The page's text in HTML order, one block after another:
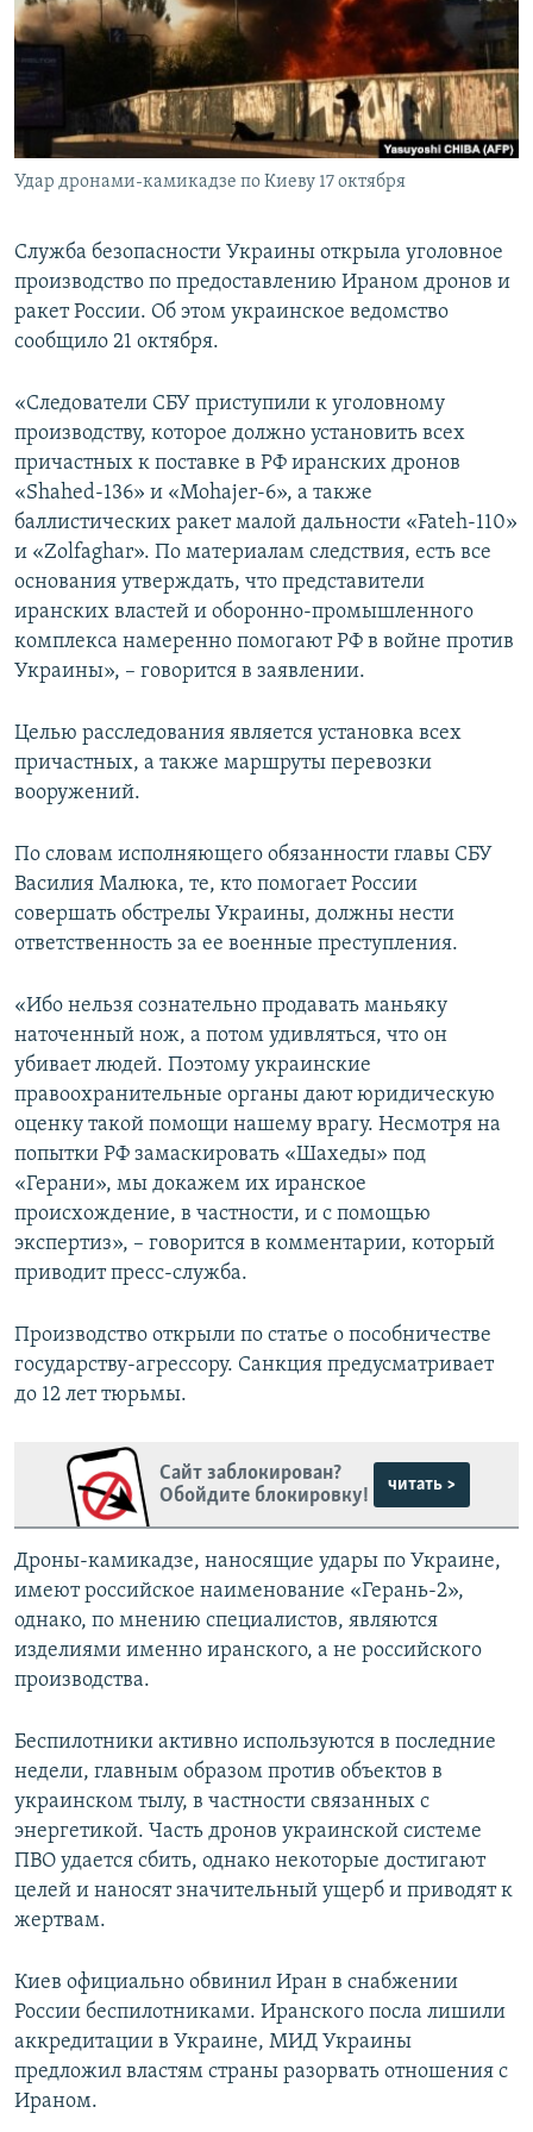
ПОБЕДИТЕЛЕЙ НЕ СУДЯТ?
КРЫМ.НЕПОКОРЕННЫЙ
УКРАИНСКАЯ ПРОБЛЕМА КРЫМА
ПРИСОЕДИНЯЙТЕСЬ!
Все сайты RFE/RL
Удар дронами-камикадзе по Киеву 17 октября
Служба безопасности Украины открыла уголовное
производство по предоставлению Ираном дронов и
ракет России. Об этом украинское ведомство
сообщило 21 октября.
«Следователи СБУ приступили к уголовному
производству, которое должно установить всех
причастных к поставке в РФ иранских дронов
«Shahed-136» и «Mohajer-6», а также
баллистических ракет малой дальности «Fateh-110»
и «Zolfaghar». По материалам следствия, есть все
основания утверждать, что представители
иранских властей и оборонно-промышленного
комплекса намеренно помогают РФ в войне против
Украины», – говорится в заявлении.
Целью расследования является установка всех
причастных, а также маршруты перевозки
вооружений.
По словам исполняющего обязанности главы СБУ
Василия Малюка, те, кто помогает России
совершать обстрелы Украины, должны нести
ответственность за ее военные преступления.
«Ибо нельзя сознательно продавать маньяку
наточенный нож, а потом удивляться, что он
убивает людей. Поэтому украинские
правоохранительные органы дают юридическую
оценку такой помощи нашему врагу. Несмотря на
попытки РФ замаскировать «Шахеды» под
«Герани», мы докажем их иранское
происхождение, в частности, и с помощью
экспертиз», – говорится в комментарии, который
приводит пресс-служба.
Производство открыли по статье о пособничестве
государству-агрессору. Санкция предусматривает
до 12 лет тюрьмы.
Сайт заблокирован?
Обойдите блокировку!
читать >
Дроны-камикадзе, наносящие удары по Украине,
имеют российское наименование «Герань-2»,
однако, по мнению специалистов, являются
изделиями именно иранского, а не российского
производства.
Беспилотники активно используются в последние
недели, главным образом против объектов в
украинском тылу, в частности связанных с
энергетикой. Часть дронов украинской системе
ПВО удается сбить, однако некоторые достигают
целей и наносят значительный ущерб и приводят к
жертвам.
Киев официально обвинил Иран в снабжении
России беспилотниками. Иранского посла лишили
аккредитации в Украине, МИД Украины
предложил властям страны разорвать отношения с
Ираном.